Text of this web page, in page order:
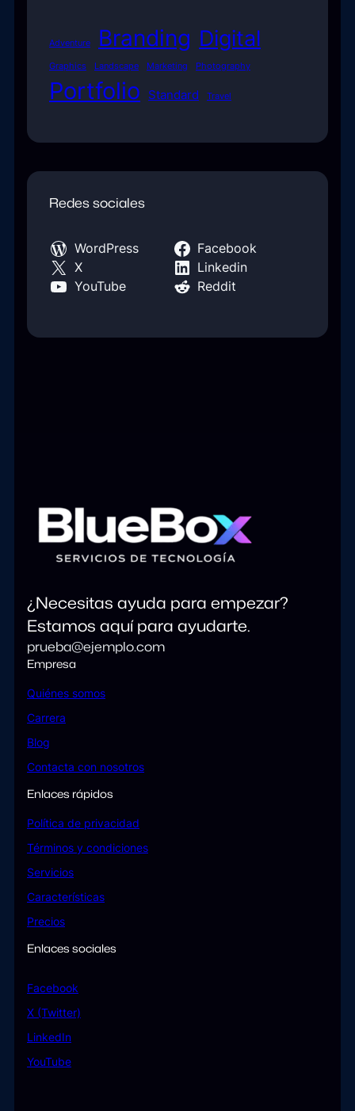
Adventure Branding Digital
Graphics Landscape Marketing Photography
Portfolio Standard Travel
Redes sociales
WordPress
Facebook
X
Linkedin
YouTube
Reddit
¿Necesitas ayuda para empezar?
Estamos aquí para ayudarte.
prueba@ejemplo.com
Empresa
Quiénes somos
Carrera
Blog
Contacta con nosotros
Enlaces rápidos
Política de privacidad
Términos y condiciones
Servicios
Características
Precios
Enlaces sociales
Facebook
X (Twitter)
LinkedIn
YouTube